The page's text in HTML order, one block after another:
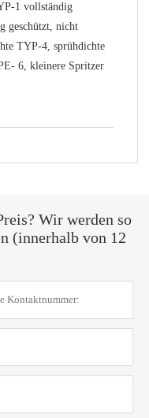
1 vollständig
geschützt, nicht
TYP-4, sprühdichte
6, kleinere Spritzer
Wir werden so
(innerhalb von 12